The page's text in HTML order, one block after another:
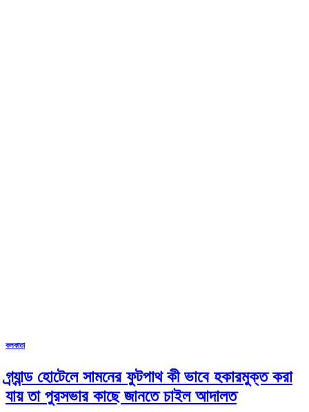
কলকাতা
গ্র্যান্ড হোটেলে সামনের ফুটপাথ কী ভাবে হকারমুক্ত করা
যায় তা পুরসভার কাছে জানতে চাইল আদালত